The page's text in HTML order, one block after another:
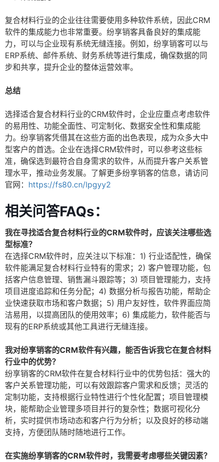
复合材料行业的企业往往需要使用多种软件系统，因此CRM
软件的集成能力也非常重要。纷享销客具备良好的集成能
力，可以与企业现有系统无缝连接。例如，纷享销客可以与
ERP系统、邮件系统、财务系统等进行集成，确保数据的同
步和共享，提升企业的整体运营效率。
总结
选择适合复合材料行业的CRM软件时，企业应重点考虑软件
的易用性、功能全面性、可定制化、数据安全性和集成能
力。纷享销客凭借其在这些方面的出色表现，成为众多大中
型客户的首选。企业在选择CRM软件时，可以参考这些标
准，确保选到最符合自身需求的软件，从而提升客户关系管
理水平，推动业务发展。了解更多纷享销客的信息，请访问
官网： https://fs80.cn/lpgyy2
相关问答FAQs：
我在寻找适合复合材料行业的CRM软件时，应该关注哪些选
型标准？
在选择CRM软件时，应关注以下标准：1) 行业适配性，确保
软件能满足复合材料行业特有的需求；2) 客户管理功能，包
括客户信息管理、销售漏斗跟踪等；3) 项目管理能力，支持
项目进度追踪和任务分配；4) 数据分析与报告功能，帮助企
业快速获取市场和客户数据；5) 用户友好性，软件界面应简
洁易用，以提高团队的使用效率；6) 集成能力，软件能否与
现有的ERP系统或其他工具进行无缝连接。
我对纷享销客的CRM软件有兴趣，能否告诉我它在复合材料
行业中的优势？
纷享销客的CRM软件在复合材料行业中的优势包括：强大的
客户关系管理功能，可以有效跟踪客户需求和反馈；灵活的
定制功能，支持根据行业特性进行个性化配置；项目管理模
块，能帮助企业管理多项目并行的复杂性；数据可视化分
析，实时提供市场动态和客户行为分析；以及良好的移动端
支持，方便团队随时随地进行工作。
在实施纷享销客的CRM软件时，我需要考虑哪些关键因素？